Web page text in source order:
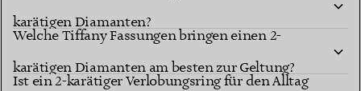
karätigen Diamanten?
Welche Tiffany Fassungen bringen einen 2-
karätigen Diamanten am besten zur Geltung?
Ist ein 2-karätiger Verlobungsring für den Alltag